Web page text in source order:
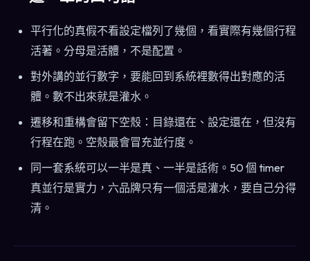
平行化的真假不看設定檔列了幾個，看實際有幾個行程
活著。分母是活體，不是配置。
對外講的並行數字，要能回到系統裡數得出對應的活
體。數不出來就是灌水。
遷移和重構會留下空殼：目錄還在、設定還在，但沒有
行程在跑。空殼最會冒充並行度。
同一套系統可以一半是真、一半是話術。50 個 timer
真並行是實力，六品牌只有一個活是灌水，要自己分得
清。